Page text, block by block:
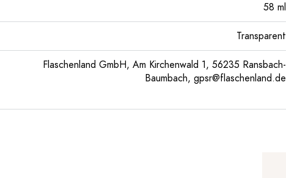
58 ml
Transparent
Flaschenland GmbH, Am Kirchenwald 1, 56235 Ransbach-
Baumbach, gpsr@flaschenland.de